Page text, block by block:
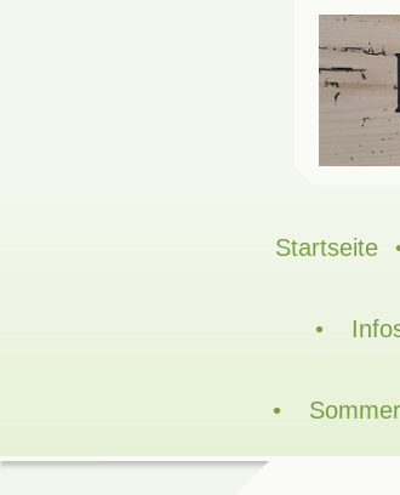
Startseite